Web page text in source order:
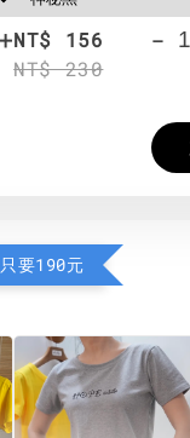
+NT$ 156
NT$ 230
-
要190元